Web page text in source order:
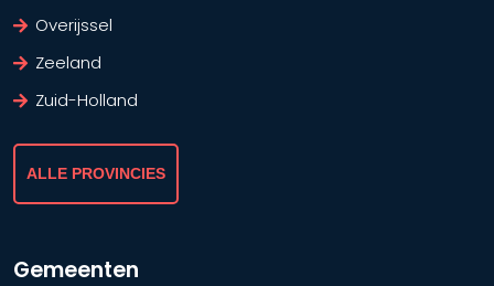
Overijssel
Zeeland
Zuid-Holland
ALLE PROVINCIES
Gemeenten